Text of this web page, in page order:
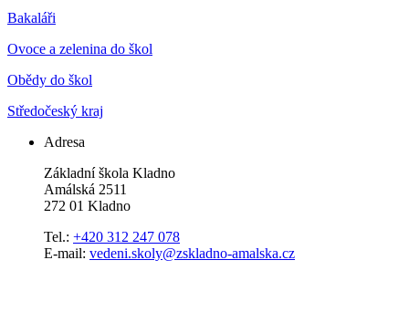
Bakaláři
Ovoce a zelenina do škol
Obědy do škol
Středočeský kraj
Adresa
Základní škola Kladno
Amálská 2511
272 01 Kladno
Tel.: +420 312 247 078
E-mail: vedeni.skoly@zskladno-amalska.cz